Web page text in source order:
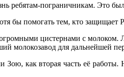
ребятам-пограничникам. Это
бы помогать тем, кто защищает
цистернами с молоком.
молокозавод для дальнейшей
как вторая часть её